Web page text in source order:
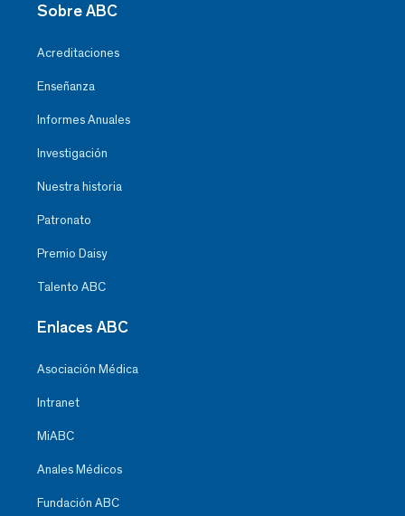
Sobre ABC
Acreditaciones
Enseñanza
Informes Anuales
Investigación
Nuestra historia
Patronato
Premio Daisy
Talento ABC
Enlaces ABC
Asociación Médica
Intranet
MiABC
Anales Médicos
Fundación ABC